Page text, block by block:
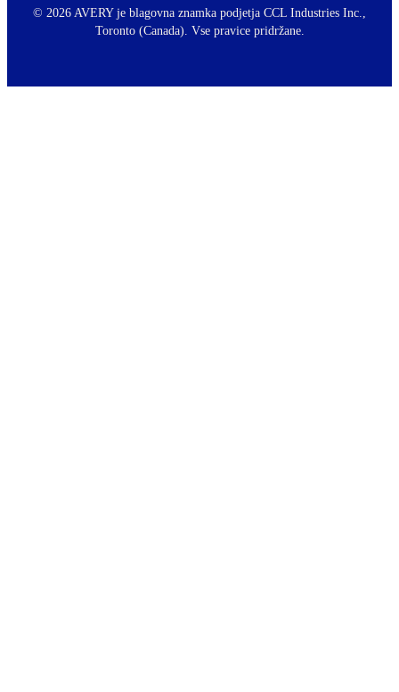
t
e
© 2026 AVERY je blagovna znamka podjetja CCL Industries Inc.,
Toronto (Canada). Vse pravice pridržane.